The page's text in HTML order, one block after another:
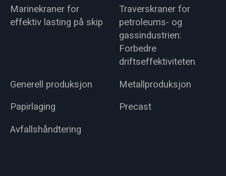
Marinekraner for
effektiv lasting på skip
Traverskraner for
petroleums- og
gassindustrien:
Forbedre
driftseffektiviteten
Generell produksjon
Metallproduksjon
Papirlaging
Precast
Avfallshåndtering